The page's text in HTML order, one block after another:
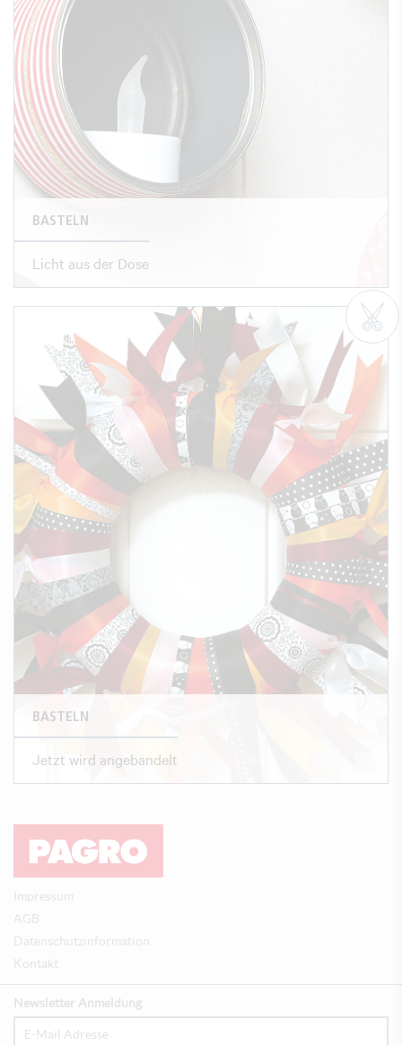
BASTELN
Licht aus der Dose
BASTELN
Jetzt wird angebandelt
Impressum
AGB
Datenschutzinformation
Kontakt
Newsletter Anmeldung